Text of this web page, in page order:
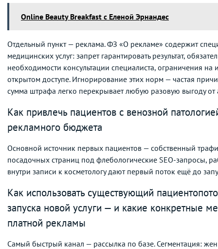
Online Beauty Breakfast с Еленой Эрнандес
Отдельный пункт — реклама. ФЗ «О рекламе» содержит
медицинских услуг: запрет гарантировать результат,
необходимости консультации специалиста, ограничения на
открытом доступе. Игнорирование этих норм — частая
сумма штрафа легко перекрывает любую разовую выгоду от
Как привлечь пациентов с венозной
рекламного бюджета
Основной источник первых пациентов — собственный
посадочных страниц под флебологические SEO-запросы,
внутри записи к косметологу дают первый поток ещё до
Как использовать существующий
запуска новой услуги — и какие конкретные
платной рекламы
Самый быстрый канал — рассылка по базе. Сегментация: